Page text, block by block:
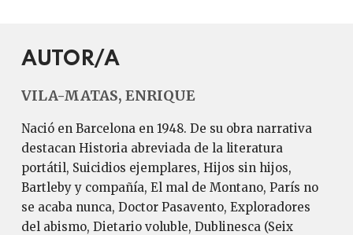
AUTOR/A
VILA-MATAS, ENRIQUE
Nació en Barcelona en 1948. De su obra narrativa
destacan Historia abreviada de la literatura
portátil, Suicidios ejemplares, Hijos sin hijos,
Bartleby y compañía, El mal de Montano, París no
se acaba nunca, Doctor Pasavento, Exploradores
del abismo, Dietario voluble, Dublinesca (Seix